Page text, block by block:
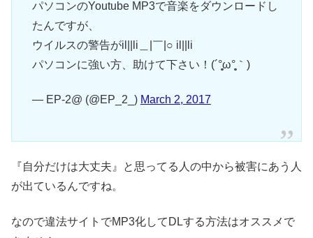
パソコンのYoutube MP3で音楽をダウンロードし
たんですが、
ウイルスの警告がil||li＿|￣|○ il||li
パソコンに強い方、助けて下さい！(´°̥̥̥ω°̥̥̥｀)
— EP-2@ (@EP_2_) March 2, 2017
『自分だけは大丈夫』と思ってる人の中から被害にあう人
が出ているんですね。
なので違法サイトでMP3化してDLする方法はオススメで